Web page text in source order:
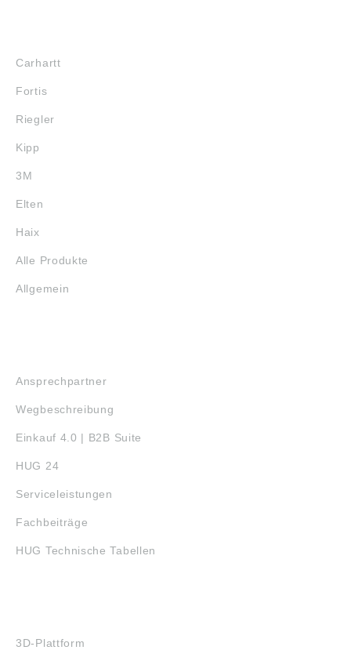
Carhartt
Fortis
Riegler
Kipp
3M
Elten
Haix
Alle Produkte
Allgemein
Ansprechpartner
Wegbeschreibung
Einkauf 4.0 | B2B Suite
HUG 24
Serviceleistungen
Fachbeiträge
HUG Technische Tabellen
3D-Plattform